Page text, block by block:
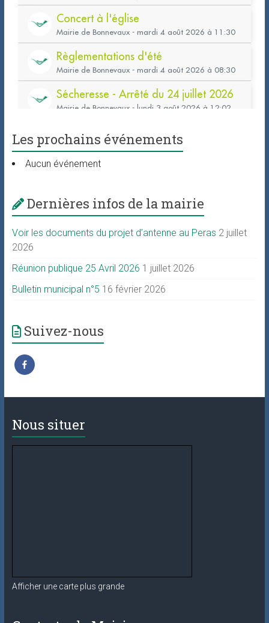
Les prochains événements
Aucun événement
Dernières infos de la mairie
Voir les documents du projet d’antenne au Peras 2 juillet
2026
Réunion publique 25 Avril 2026 1 juillet 2026
Bulletin municipal n°5 16 février 2026
Suivez-nous
Nous situer
Afficher une carte plus grande